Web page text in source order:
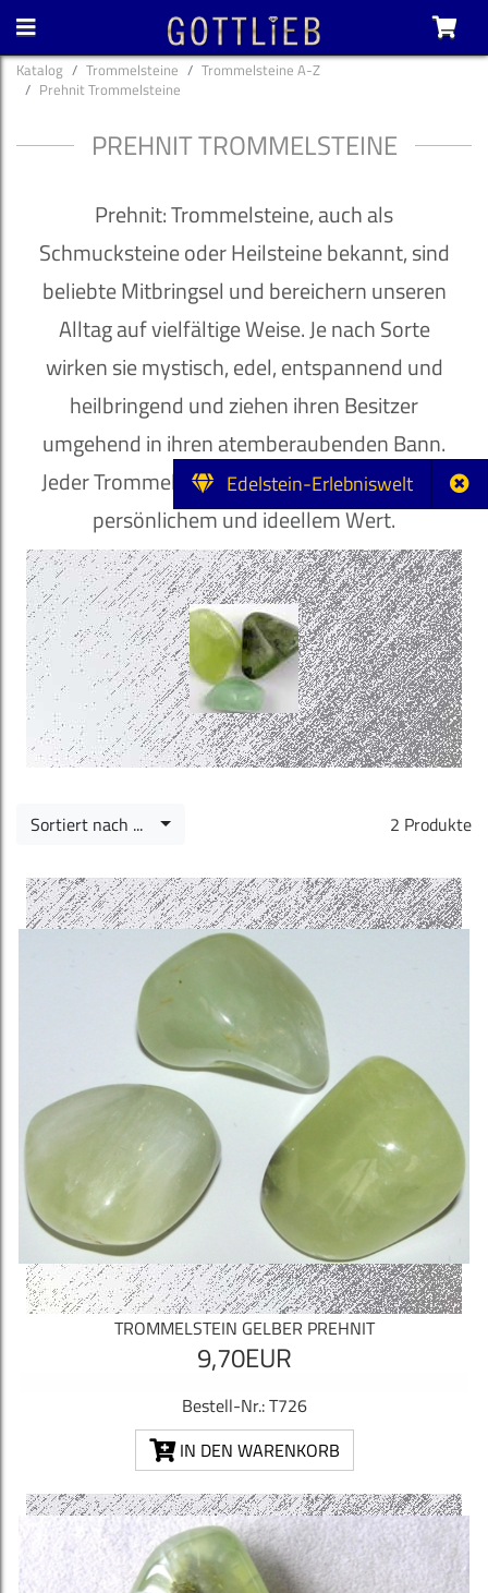
Edelstein-Erlebniswelt
Katalog Trommelsteine
Trommelsteine A-Z
Prehnit Trommelsteine
PREHNIT TROMMELSTEINE
Prehnit: Trommelsteine, auch als
Schmucksteine oder Heilsteine bekannt, sind
beliebte Mitbringsel und bereichern unseren
Alltag auf vielfältige Weise. Je nach Sorte
wirken sie mystisch, edel, entspannend und
heilbringend und ziehen ihren Besitzer
umgehend in ihren atemberaubenden Bann.
Jeder Trommelstein ist ein Unikat mit hohem
persönlichem und ideellem Wert.
2 Produkte
Sortiert nach ...
TROMMELSTEIN GELBER PREHNIT
9,70EUR
Bestell-Nr.: T726
IN DEN WARENKORB